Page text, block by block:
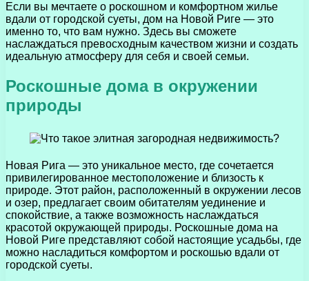
Если вы мечтаете о роскошном и комфортном жилье
вдали от городской суеты, дом на Новой Риге — это
именно то, что вам нужно. Здесь вы сможете
наслаждаться превосходным качеством жизни и создать
идеальную атмосферу для себя и своей семьи.
Роскошные дома в окружении
природы
Новая Рига — это уникальное место, где сочетается
привилегированное местоположение и близость к
природе. Этот район, расположенный в окружении лесов
и озер, предлагает своим обитателям уединение и
спокойствие, а также возможность наслаждаться
красотой окружающей природы. Роскошные дома на
Новой Риге представляют собой настоящие усадьбы, где
можно насладиться комфортом и роскошью вдали от
городской суеты.